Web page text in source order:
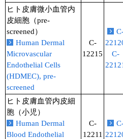
ヒト皮膚微小血管内
皮細胞（pre-
screened）
Human Dermal
Microvascular
Endothelial Cells
(HDMEC), pre-
screened
C-
12215
C-
ヒト皮膚血管内皮細
胞（小児）
Human Dermal
Blood Endothelial
C-
12211